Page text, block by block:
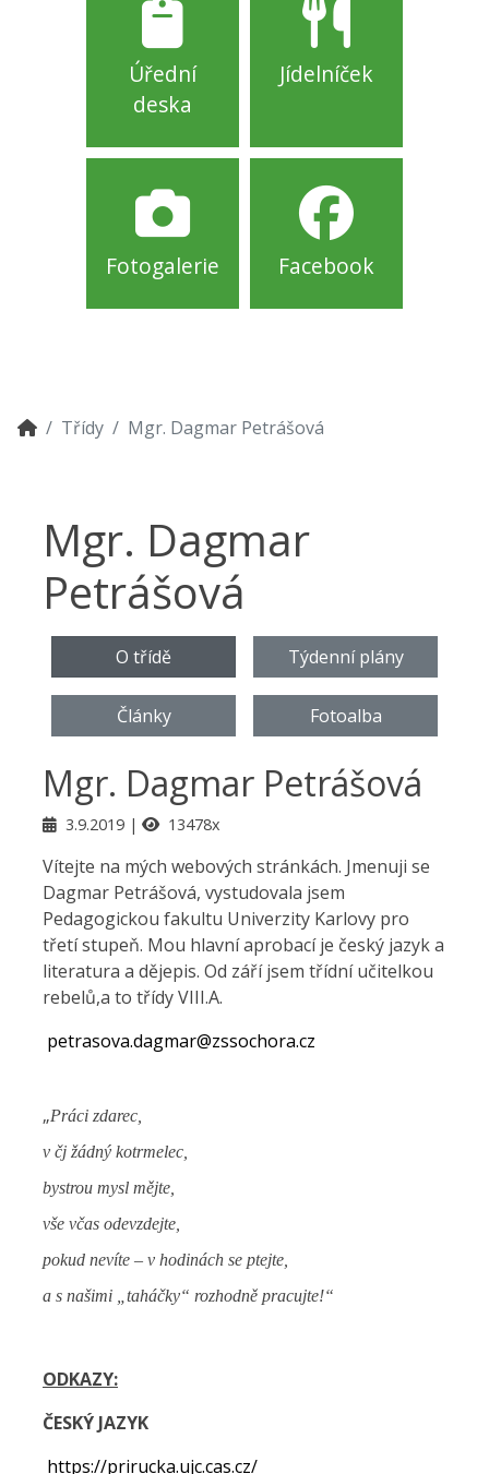
Úřední
deska
Jídelníček
Fotogalerie Facebook
Třídy Mgr. Dagmar Petrášová
Mgr. Dagmar
Petrášová
O třídě Týdenní plány
Články Fotoalba
Mgr. Dagmar Petrášová
3.9.2019 13478x
Vítejte na mých webových stránkách. Jmenuji se
Dagmar Petrášová, vystudovala jsem
Pedagogickou fakultu Univerzity Karlovy pro
třetí stupeň. Mou hlavní aprobací je český jazyk a
literatura a dějepis. Od září jsem třídní učitelkou
rebelů,a to třídy VIII.A.
petrasova.dagmar@zssochora.cz
„Práci zdarec,
v čj žádný kotrmelec,
bystrou mysl mějte,
vše včas odevzdejte,
pokud nevíte – v hodinách se ptejte,
a s našimi „taháčky“ rozhodně pracujte!“
ODKAZY:
ČESKÝ JAZYK
https://prirucka.ujc.cas.cz/